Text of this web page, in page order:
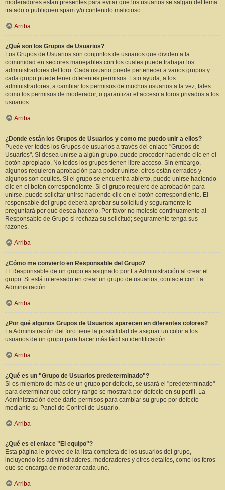
moderadores están presentes para evitar que los usuarios se salgan del tema
tratado o publiquen spam y/o contenido malicioso.
Arriba
¿Qué son los Grupos de Usuarios?
Los Grupos de Usuarios son conjuntos de usuarios que dividen a la
comunidad en sectores manejables con los cuales puede trabajar los
administradores del foro. Cada usuario puede pertenecer a varios grupos y
cada grupo puede tener diferentes permisos. Esto ayuda, a los
administradores, a cambiar los permisos de muchos usuarios a la vez, tales
como los permisos de moderador, o garantizar el acceso a foros privados a los
usuarios.
Arriba
¿Donde están los Grupos de Usuarios y como me puedo unir a ellos?
Puede ver todos los Grupos de usuarios a través del enlace "Grupos de
Usuarios". Si desea unirse a algún grupo, puede proceder haciendo clic en el
botón apropiado. No todos los grupos tienen libre acceso. Sin embargo,
algunos requieren aprobación para poder unirse, otros están cerrados y
algunos son ocultos. Si el grupo se encuentra abierto, puede unirse haciendo
clic en el botón correspondiente. Si el grupo requiere de aprobación para
unirse, puede solicitar unirse haciendo clic en el botón correspondiente. El
responsable del grupo deberá aprobar su solicitud y seguramente le
preguntará por qué desea hacerlo. Por favor no moleste continuamente al
Responsable de Grupo si rechaza su solicitud; seguramente tenga sus
razones.
Arriba
¿Cómo me convierto en Responsable del Grupo?
El Responsable de un grupo es asignado por La Administración al crear el
grupo. Si está interesado en crear un grupo de usuarios, contacte con La
Administración.
Arriba
¿Por qué algunos Grupos de Usuarios aparecen en diferentes colores?
La Administración del foro tiene la posibilidad de asignar un color a los
usuarios de un grupo para hacer más fácil su identificación.
Arriba
¿Qué es un "Grupo de Usuarios predeterminado"?
Si es miembro de más de un grupo por defecto, se usará el "predeterminado"
para determinar qué color y rango se mostrará por defecto en su perfil. La
Administración debe darle permisos para cambiar su grupo por defecto
mediante su Panel de Control de Usuario.
Arriba
¿Qué es el enlace "El equipo"?
Esta página le provee de la lista completa de los usuarios del grupo,
incluyendo los administradores, moderadores y otros detalles, como los foros
que se encarga de moderar cada uno.
Arriba